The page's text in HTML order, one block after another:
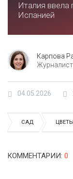
Италия ввела
Испанией
Карпова
04.05.2026
САД ЦВЕТЫ
КОММЕНТАРИИ: 0